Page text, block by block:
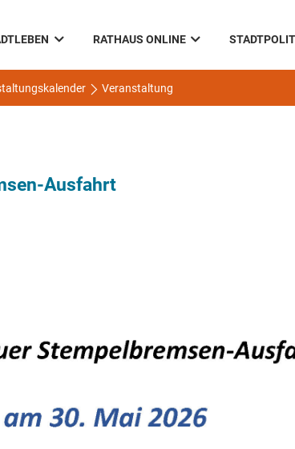
RATHAUS ONLINE
Veranstaltung
Ausfahrt